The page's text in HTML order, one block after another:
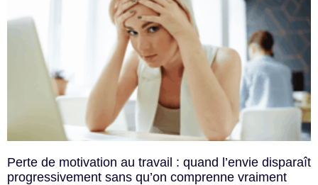
Perte de motivation au travail : quand l’envie disparaît
progressivement sans qu’on comprenne vraiment